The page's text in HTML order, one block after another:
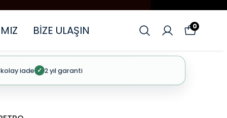
BİZE ULAŞIN 0
kolay iade ✓ 2 yıl garanti